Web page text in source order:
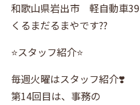
和歌山県岩出市 軽自動車
くるまだるまやです??
⭐️スタッフ紹介⭐️
毎週火曜はスタッフ紹介❣️
第14回目は、事務の